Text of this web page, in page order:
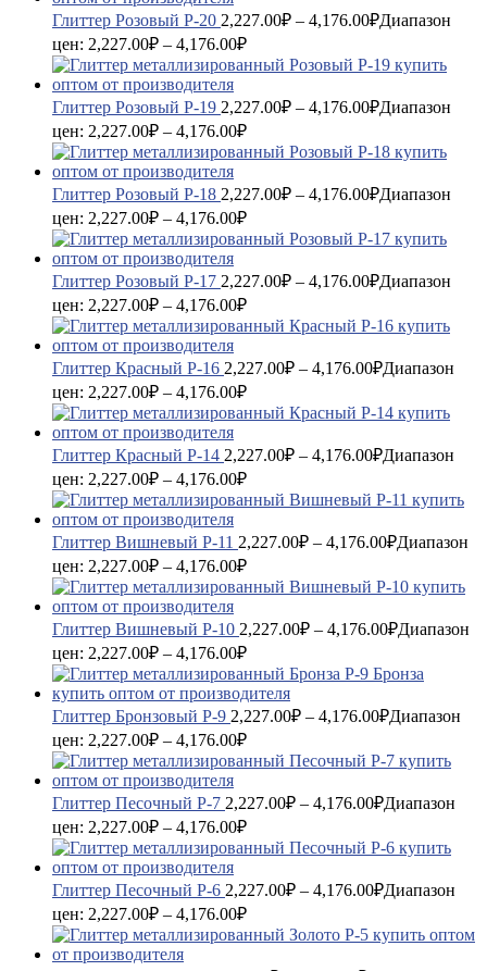
Глиттер Розовый P-20 2,227.00₽ – 4,176.00₽Диапазон
цен: 2,227.00₽ – 4,176.00₽
Глиттер Розовый P-19 2,227.00₽ – 4,176.00₽Диапазон
цен: 2,227.00₽ – 4,176.00₽
Глиттер Розовый P-18 2,227.00₽ – 4,176.00₽Диапазон
цен: 2,227.00₽ – 4,176.00₽
Глиттер Розовый P-17 2,227.00₽ – 4,176.00₽Диапазон
цен: 2,227.00₽ – 4,176.00₽
Глиттер Красный P-16 2,227.00₽ – 4,176.00₽Диапазон
цен: 2,227.00₽ – 4,176.00₽
Глиттер Красный P-14 2,227.00₽ – 4,176.00₽Диапазон
цен: 2,227.00₽ – 4,176.00₽
Глиттер Вишневый P-11 2,227.00₽ – 4,176.00₽Диапазон
цен: 2,227.00₽ – 4,176.00₽
Глиттер Вишневый P-10 2,227.00₽ – 4,176.00₽Диапазон
цен: 2,227.00₽ – 4,176.00₽
Глиттер Бронзовый P-9 2,227.00₽ – 4,176.00₽Диапазон
цен: 2,227.00₽ – 4,176.00₽
Глиттер Песочный P-7 2,227.00₽ – 4,176.00₽Диапазон
цен: 2,227.00₽ – 4,176.00₽
Глиттер Песочный P-6 2,227.00₽ – 4,176.00₽Диапазон
цен: 2,227.00₽ – 4,176.00₽